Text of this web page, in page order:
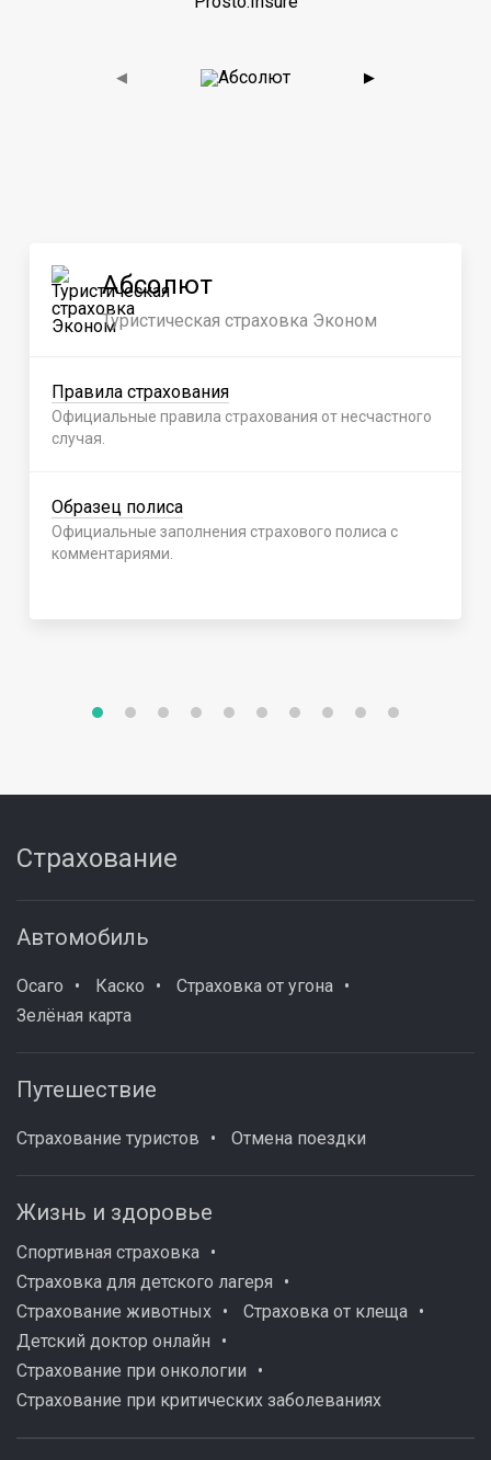
◀ ▶
Абсолют
Туристическая страховка Эконом
Правила страхования
Официальные правила страхования от несчастного
случая.
Образец полиса
Официальные заполнения страхового полиса с
комментариями.
Страхование
Автомобиль
Осаго Каско
Страховка от угона
Зелёная карта
Путешествие
Страхование туристов Отмена поездки
Жизнь и здоровье
Спортивная страховка
Страховка для детского лагеря
Страхование животных
Страховка от клеща
Детский доктор онлайн
Страхование при онкологии
Страхование при критических заболеваниях